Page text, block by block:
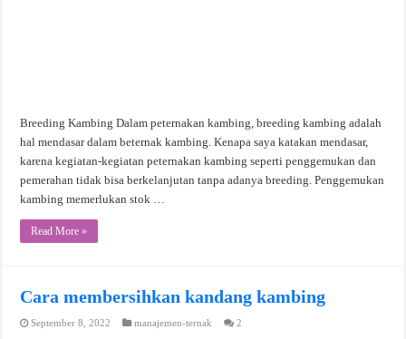
Breeding Kambing Dalam peternakan kambing, breeding kambing adalah
hal mendasar dalam beternak kambing. Kenapa saya katakan mendasar,
karena kegiatan-kegiatan peternakan kambing seperti penggemukan dan
pemerahan tidak bisa berkelanjutan tanpa adanya breeding. Penggemukan
kambing memerlukan stok …
Read More »
Cara membersihkan kandang kambing
September 8, 2022 manajemen-ternak 2